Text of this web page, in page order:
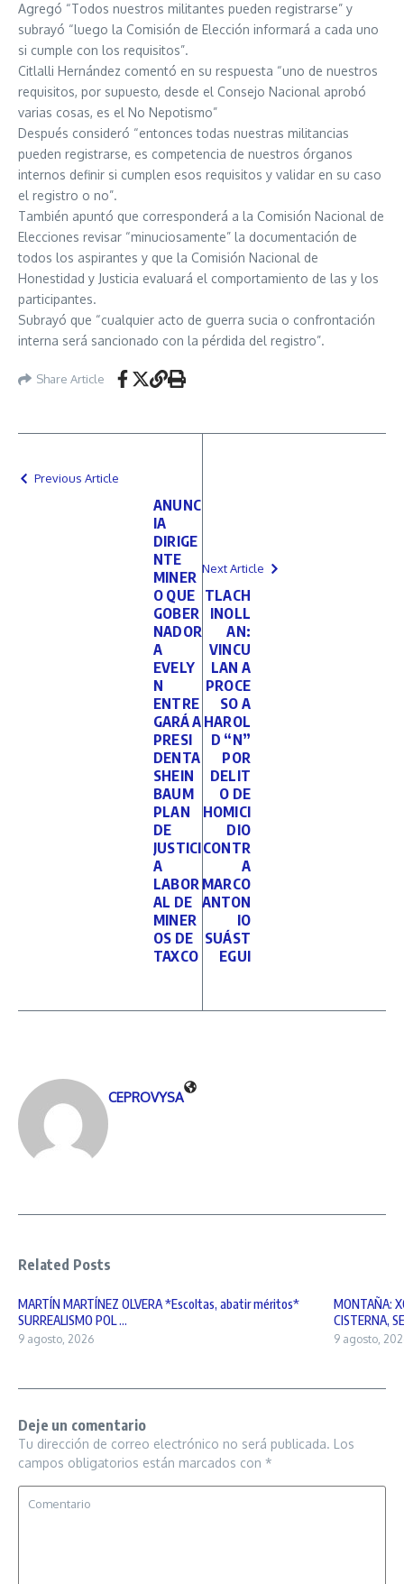
Agregó “Todos nuestros militantes pueden registrarse” y
subrayó “luego la Comisión de Elección informará a cada uno
si cumple con los requisitos”.
Citlalli Hernández comentó en su respuesta “uno de nuestros
requisitos, por supuesto, desde el Consejo Nacional aprobó
varias cosas, es el No Nepotismo”
Después consideró “entonces todas nuestras militancias
pueden registrarse, es competencia de nuestros órganos
internos definir si cumplen esos requisitos y validar en su caso
el registro o no”.
También apuntó que corresponderá a la Comisión Nacional de
Elecciones revisar “minuciosamente” la documentación de
todos los aspirantes y que la Comisión Nacional de
Honestidad y Justicia evaluará el comportamiento de las y los
participantes.
Subrayó que “cualquier acto de guerra sucia o confrontación
interna será sancionado con la pérdida del registro”.
Share Article
Previous Article
ANUNC
IA
DIRIGE
NTE
MINER
O QUE
GOBER
NADOR
A
EVELY
N
ENTRE
GARÁ A
PRESI
DENTA
SHEIN
BAUM
PLAN
DE
JUSTICI
A
LABOR
AL DE
MINER
OS DE
TAXCO
Next Article
TLACH
INOLL
AN:
VINCU
LAN A
PROCE
SO A
HAROL
D “N”
POR
DELIT
O DE
HOMICI
DIO
CONTR
A
MARCO
ANTON
IO
SUÁST
EGUI
CEPROVYSA
Related Posts
MARTÍN MARTÍNEZ OLVERA *Escoltas, abatir méritos*
SURREALISMO POL ...
9 agosto, 2026
MONTAÑA:
CISTERNA,
9 agosto,
Deje un comentario
Tu dirección de correo electrónico no será publicada. Los
campos obligatorios están marcados con *